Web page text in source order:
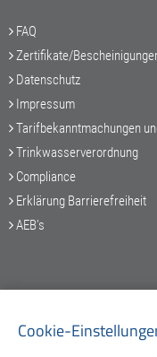
FAQ
Zertifikate/
Datenschutz
Impressum
Tarifbekanntmachungen
Trinkwasserverordnung
Compliance
Erklärung Barrierefreiheit
AEB's
Service-Hotline
Cookie-